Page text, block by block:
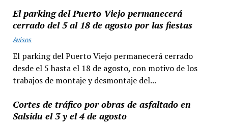
El parking del Puerto Viejo permanecerá
cerrado del 5 al 18 de agosto por las fiestas
Avisos
El parking del Puerto Viejo permanecerá cerrado
desde el 5 hasta el 18 de agosto, con motivo de los
trabajos de montaje y desmontaje del...
Cortes de tráfico por obras de asfaltado en
Salsidu el 3 y el 4 de agosto